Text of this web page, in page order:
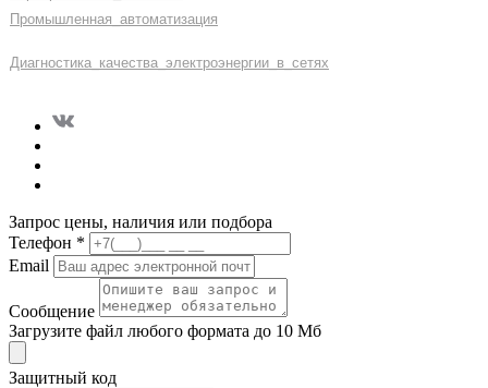
Промышленная автоматизация
Диагностика качества электроэнергии в сетях
Запрос цены, наличия или подбора
Телефон *
Email
Сообщение
Загрузите файл любого формата до 10 Мб
Защитный код